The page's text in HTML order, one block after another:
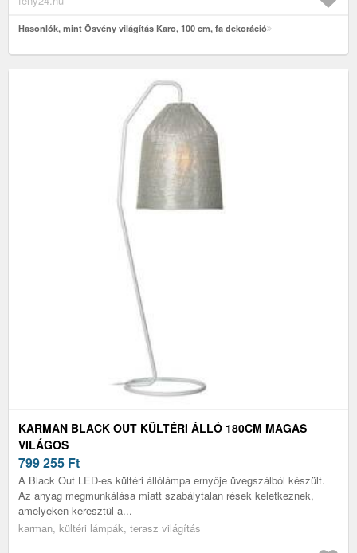
Hasonlók, mint Ösvény világítás Karo, 100 cm, fa dekoráció
KARMAN BLACK OUT KÜLTÉRI ÁLLÓ 180CM MAGAS
VILÁGOS
799 255 Ft
A Black Out LED-es kültéri állólámpa ernyője üvegszálból készült.
Az anyag megmunkálása miatt szabálytalan rések keletkeznek,
amelyeken keresztül a...
karman, kültéri lámpák, terasz világítás